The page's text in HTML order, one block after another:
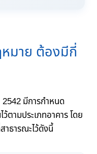
มาย ต้องมีกี่
มีการกำหนด
ามประเภทอาคาร โดย
าธารณะไว้ดังนี้